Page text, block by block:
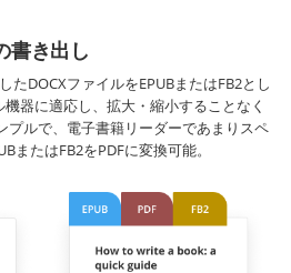
書き出し
たDOCXファイルをEPUBまたはFB2とし
器に適応し、拡大・縮小することなく
プルで、電子書籍リーダーであまりスペ
またはFB2をPDFに変換可能。